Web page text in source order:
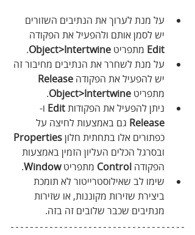
על מנת לערוך את הנתיבים השזורים
יש לסמן אותם ולהפעיל את הפקודה
Edit מתפריט Object>Intertwine
.
על מנת לשחרר את הנתיבים מחיבור זה
יש להפעיל את הפקודה Release
מתפריט Object>Intertwine
.
ניתן להפעיל את הפקודות Edit ו-
Release גם באמצעות לחיצה על
כפתורים אלו בתחתית חלון Properties
ובסרגל הכלים העליון הזמין באמצעות
הפקודה Control מתפריט Window
.
שימו לב שאילוסטרייטור לא תומכת
ביצירת שזירות מקוננות, או שזירות
מנתיבים שכבר שלובים זה בזה.